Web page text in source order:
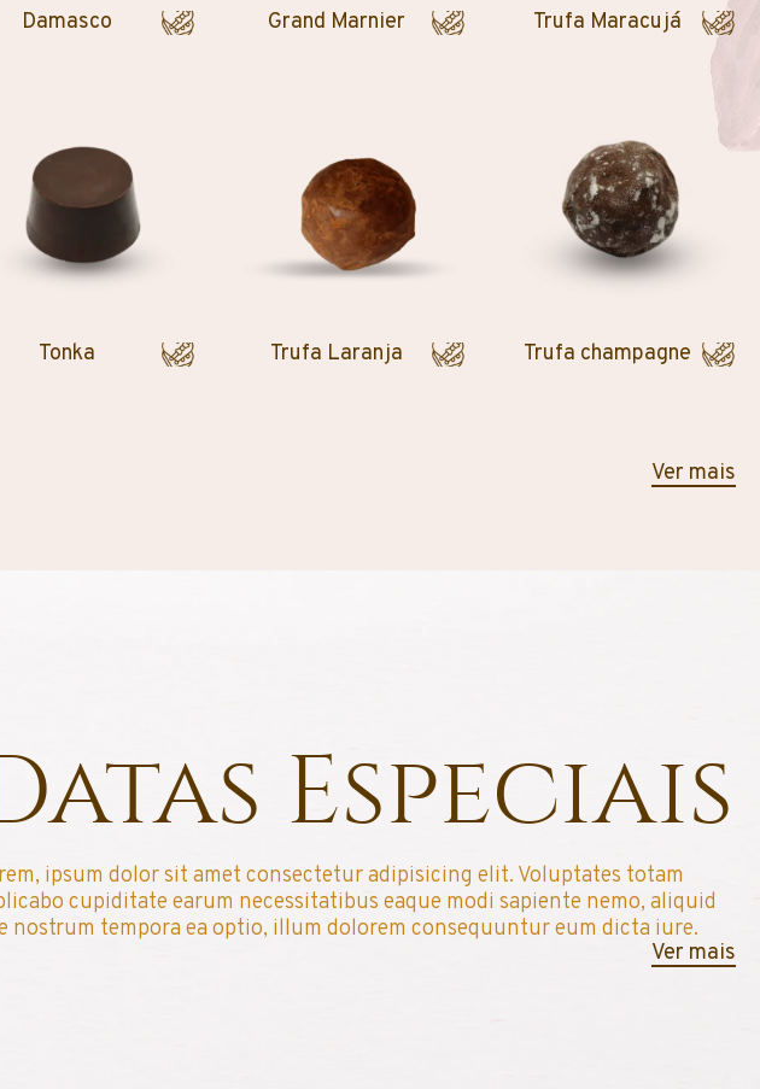
Damasco Grand Marnier Trufa Maracujá
Tonka Trufa Laranja Trufa champagne
Ver mais
Especiais
ipsum dolor sit amet consectetur adipisicing elit. Voluptates totam
cupiditate earum necessitatibus eaque modi sapiente nemo, aliquid
nostrum tempora ea optio, illum dolorem consequuntur eum dicta iure.
Ver mais